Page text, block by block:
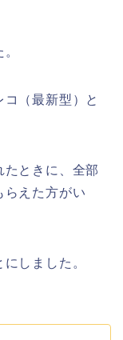
（最新型）と
たときに、全部
らえた方がい
しました。